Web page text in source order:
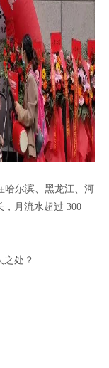
哈尔滨、黑龙江、河
月流水超过 300
之处？